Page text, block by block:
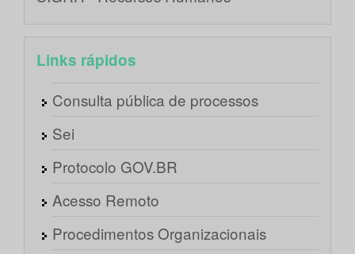
Links rápidos
Consulta pública de processos
Sei
Protocolo GOV.BR
Acesso Remoto
Procedimentos Organizacionais